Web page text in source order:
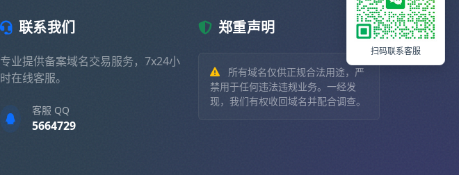
联系我们
专业提供备案域名交易服务，7x24小
时在线客服。
客服 QQ
5664729
郑重声明
所有域名仅供正规合法用途，严
禁用于任何违法违规业务。一经发
现，我们有权收回域名并配合调查。
扫码联系客服